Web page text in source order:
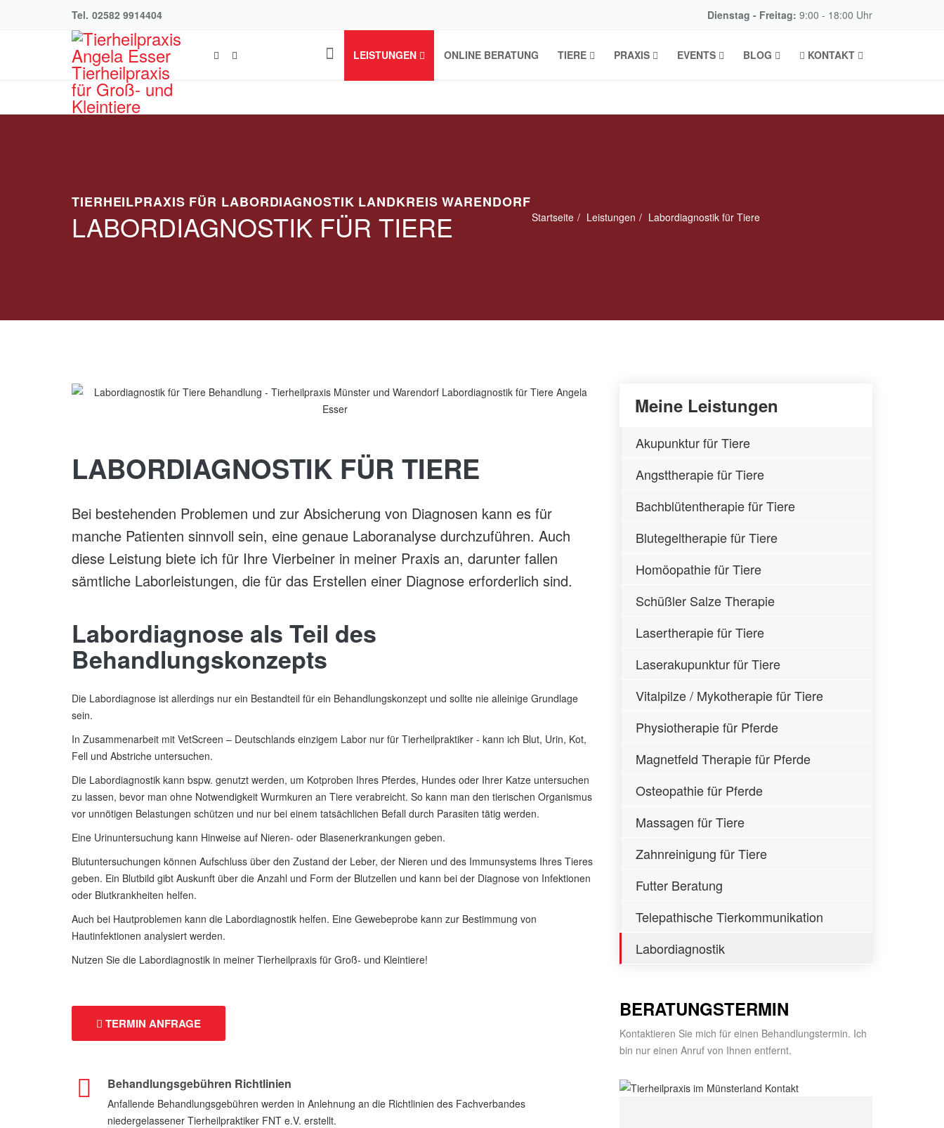
Tel. 02582 9914404 Dienstag - Freitag: 9:00 - 18:00 Uhr
LEISTUNGEN ONLINE BERATUNG TIERE PRAXIS EVENTS BLOG KONTAKT
TIERHEILPRAXIS FÜR LABORDIAGNOSTIK LANDKREIS WARENDORF
LABORDIAGNOSTIK FÜR TIERE Startseite Leistungen Labordiagnostik für Tiere
LABORDIAGNOSTIK FÜR TIERE
Bei bestehenden Problemen und zur Absicherung von Diagnosen kann es für
manche Patienten sinnvoll sein, eine genaue Laboranalyse durchzuführen. Auch
diese Leistung biete ich für Ihre Vierbeiner in meiner Praxis an, darunter fallen
sämtliche Laborleistungen, die für das Erstellen einer Diagnose erforderlich sind.
Labordiagnose als Teil des
Behandlungskonzepts
Die Labordiagnose ist allerdings nur ein Bestandteil für ein Behandlungskonzept und sollte nie alleinige Grundlage
sein.
In Zusammenarbeit mit VetScreen – Deutschlands einzigem Labor nur für Tierheilpraktiker - kann ich Blut, Urin, Kot,
Fell und Abstriche untersuchen.
Die Labordiagnostik kann bspw. genutzt werden, um Kotproben Ihres Pferdes, Hundes oder Ihrer Katze untersuchen
zu lassen, bevor man ohne Notwendigkeit Wurmkuren an Tiere verabreicht. So kann man den tierischen Organismus
vor unnötigen Belastungen schützen und nur bei einem tatsächlichen Befall durch Parasiten tätig werden.
Eine Urinuntersuchung kann Hinweise auf Nieren- oder Blasenerkrankungen geben.
Blutuntersuchungen können Aufschluss über den Zustand der Leber, der Nieren und des Immunsystems Ihres Tieres
geben. Ein Blutbild gibt Auskunft über die Anzahl und Form der Blutzellen und kann bei der Diagnose von Infektionen
oder Blutkrankheiten helfen.
Auch bei Hautproblemen kann die Labordiagnostik helfen. Eine Gewebeprobe kann zur Bestimmung von
Hautinfektionen analysiert werden.
Nutzen Sie die Labordiagnostik in meiner Tierheilpraxis für Groß- und Kleintiere!
TERMIN ANFRAGE
Behandlungsgebühren Richtlinien
Anfallende Behandlungsgebühren werden in Anlehnung an die Richtlinien des Fachverbandes
niedergelassener Tierheilpraktiker FNT e.V. erstellt.
Meine Leistungen
Akupunktur für Tiere
Angsttherapie für Tiere
Bachblütentherapie für Tiere
Blutegeltherapie für Tiere
Homöopathie für Tiere
Schüßler Salze Therapie
Lasertherapie für Tiere
Laserakupunktur für Tiere
Vitalpilze / Mykotherapie für Tiere
Physiotherapie für Pferde
Magnetfeld Therapie für Pferde
Osteopathie für Pferde
Massagen für Tiere
Zahnreinigung für Tiere
Futter Beratung
Telepathische Tierkommunikation
Labordiagnostik
BERATUNGSTERMIN
Kontaktieren Sie mich für einen Behandlungstermin. Ich
bin nur einen Anruf von Ihnen entfernt.